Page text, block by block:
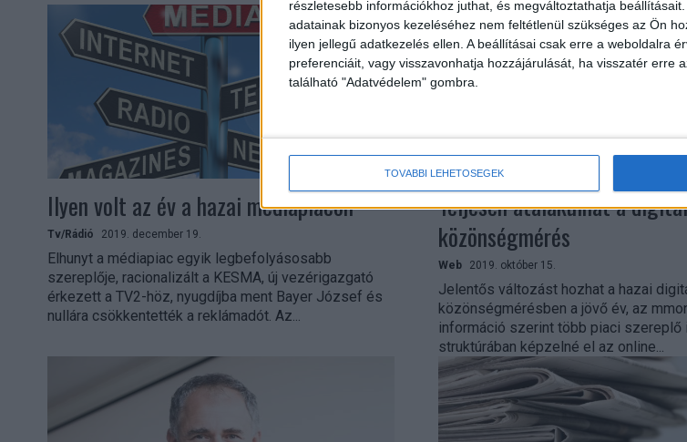
részletesebb információkhoz juthat, és megváltoztathatja beállításait.
adatainak bizonyos kezeléséhez nem feltétlenül szükséges az Ön
ilyen jellegű adatkezelés ellen. A beállításai csak erre a weboldalra
preferenciáit, vagy visszavonhatja hozzájárulását, ha visszatér erre
található "Adatvédelem" gombra.
TOVÁBBI LEHETŐSÉGEK
Ilyen volt az év a hazai médiapiacon
Tv/Rádió 2019. december 19.
Elhunyt a médiapiac egyik legbefolyásosabb
szereplője, racionalizált a KESMA, új vezérigazgató
érkezett a TV2-höz, nyugdíjba ment Bayer József és
nullára csökkentették a reklámadót. Az...
Teljesen átalakulhat a
közönségmérés
Web 2019. október 15.
Jelentős változást hozhat a hazai
közönségmérésben a jövő év, az
információ szerint több piaci szereplő
struktúrában képzelné el az online...